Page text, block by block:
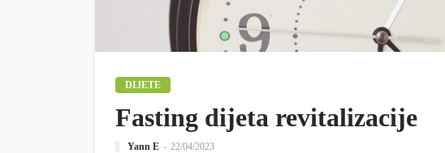
DIJETE
Fasting dijeta revitalizacije
Yann E 22/04/2023